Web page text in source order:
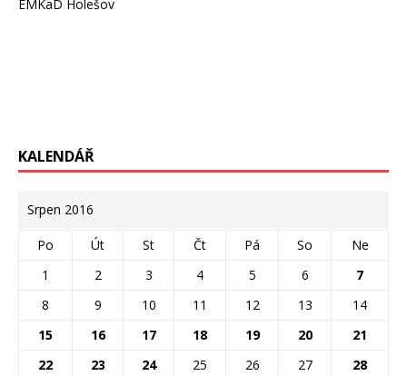
EMKaD Holešov
KALENDÁŘ
Srpen 2016
Po Út St Čt Pá So
Ne
1
2 3 4 5 6
7
8
9 10 11 12 13
14
15
16 17 18 19 20
21
22
23 24 25 26 27
28